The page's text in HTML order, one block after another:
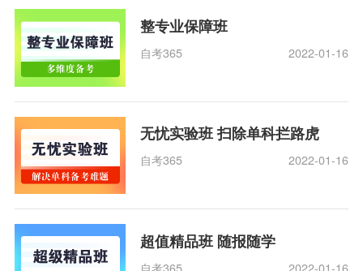
整专业保障班
自考365 2022-01-16
无忧实验班 扫除单科拦路虎
自考365 2022-01-16
超值精品班 随报随学
自考365 2022-01-16